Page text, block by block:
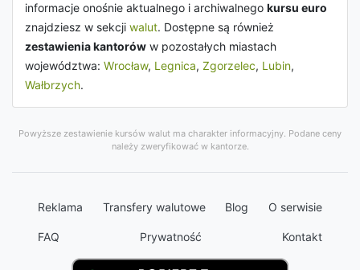
informacje onośnie aktualnego i archiwalnego kursu euro
znajdziesz w sekcji walut. Dostępne są również
zestawienia kantorów w pozostałych miastach
województwa: Wrocław, Legnica, Zgorzelec, Lubin,
Wałbrzych.
Powyższe zestawienie kursów walut ma charakter informacyjny. Podane ceny
należy zweryfikować w kantorze.
Reklama Transfery walutowe Blog O serwisie
FAQ Prywatność Kontakt